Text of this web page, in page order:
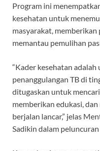
Program ini
kesehatan untuk
masyarakat, memberikan
memantau pemulihan
“Kader kesehatan
penanggulangan TB di
ditugaskan untuk
memberikan edukasi,
berjalan lancar,” jelas
Sadikin dalam